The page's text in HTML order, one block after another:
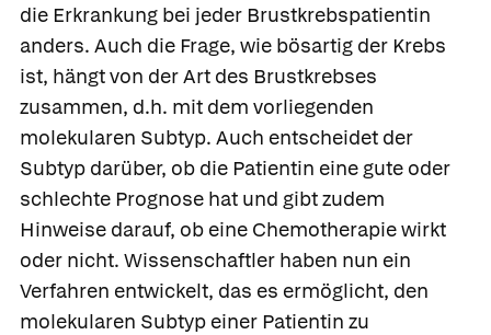
die Erkrankung bei jeder Brustkrebspatientin
anders. Auch die Frage, wie bösartig der Krebs
ist, hängt von der Art des Brustkrebses
zusammen, d.h. mit dem vorliegenden
molekularen Subtyp. Auch entscheidet der
Subtyp darüber, ob die Patientin eine gute oder
schlechte Prognose hat und gibt zudem
Hinweise darauf, ob eine Chemotherapie wirkt
oder nicht. Wissenschaftler haben nun ein
Verfahren entwickelt, das es ermöglicht, den
molekularen Subtyp einer Patientin zu